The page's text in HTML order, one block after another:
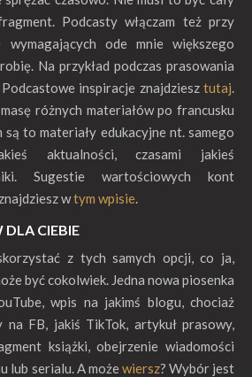
Podcasty włączam też przy
ode mnie większego
Na przykład podczas prasowania
inspiracje znajdziesz tutaj.
różnych materiałów po francusku
są to materiały edukacyjne nt. samego
aktualności, czasami jakieś
Sugestie wartościowych kont
wtym wpisie.
CIEBIE
z tych samych opcji, co ja,
być cokolwiek. Jedna nowa piosenka
wpis na jakimś blogu, chociaż
FB, jakiś TikTok, artykuł prasowy,
książki, obejrzenie wiadomości
lub serialu. A możewiersz? Wybór jest